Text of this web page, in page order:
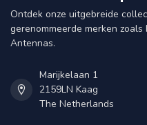
Ontdek onze uitgebreide
gerenommeerde merken zoals
Antennas.
Marijkelaan 1
2159LN Kaag
The Netherlands